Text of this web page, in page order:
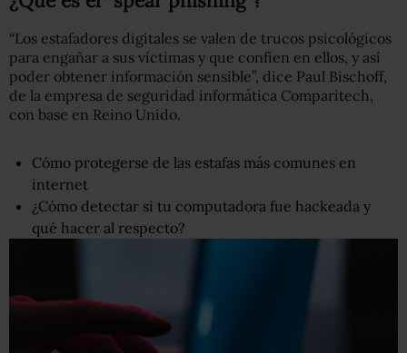
“Los estafadores digitales se valen de trucos psicológicos
para engañar a sus víctimas y que confíen en ellos, y así
poder obtener información sensible”, dice Paul Bischoff,
de la empresa de seguridad informática Comparitech,
con base en Reino Unido.
Cómo protegerse de las estafas más comunes en
internet
¿Cómo detectar si tu computadora fue hackeada y
qué hacer al respecto?